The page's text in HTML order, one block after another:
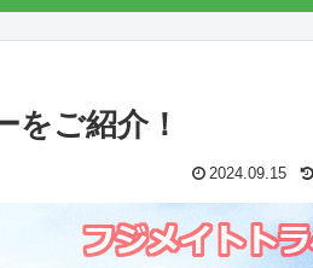
をご紹介！
2024.09.15